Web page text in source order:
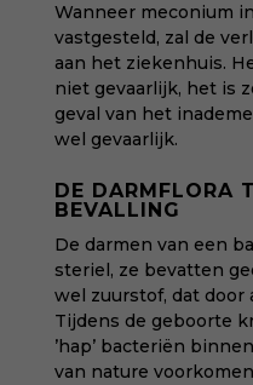
Wanneer meconium
vastgesteld, zal de
aan het ziekenhuis.
niet gevaarlijk, het is
geval van het
wel gevaarlijk.
DE DARMFLORA
BEVALLING
De darmen van een
steriel, ze bevatten
wel zuurstof, dat door
Tijdens de geboorte
’hap’ bacteriën
van nature